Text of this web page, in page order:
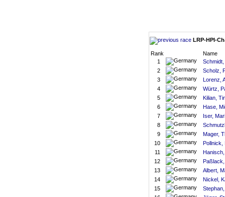
LRP-HPI-
Rank
Name
1
2
Scholz,
3
Lorenz,
4
Würtz,
5
Kilian,
6
Hase,
7
Iser,
8
9
Mager,
10
Pollnick,
11
12
13
Albert,
14
Nickel,
15